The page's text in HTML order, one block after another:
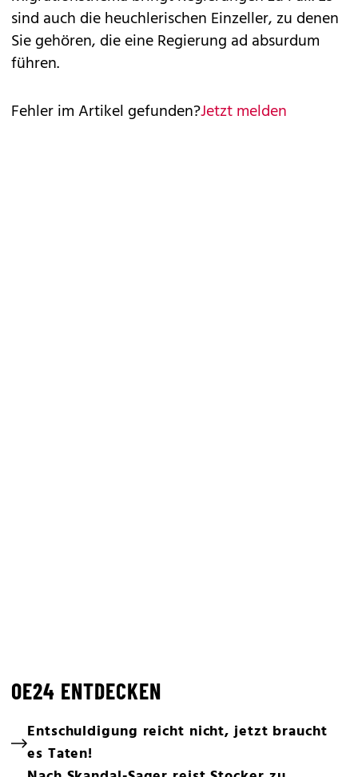
sind auch die heuchlerischen Einzeller, zu denen
Sie gehören, die eine Regierung ad absurdum
führen.
Fehler im Artikel gefunden?Jetzt melden
OE24 ENTDECKEN
Entschuldigung reicht nicht, jetzt braucht
es Taten!